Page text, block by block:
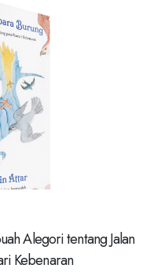
Alegori tentang Jalan
Kebenaran